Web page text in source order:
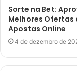
Sorte na Bet:
Melhores Ofertas
Apostas Online
4 de dezembro de